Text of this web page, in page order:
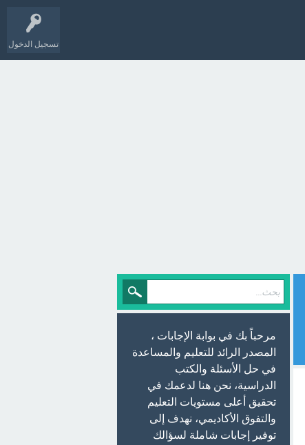
تسجيل الدخول
مرحباً بك في بوابة الإجابات ،
المصدر الرائد للتعليم والمساعدة
في حل الأسئلة والكتب
الدراسية، نحن هنا لدعمك في
تحقيق أعلى مستويات التعليم
والتفوق الأكاديمي، نهدف إلى
توفير إجابات شاملة لسؤالك